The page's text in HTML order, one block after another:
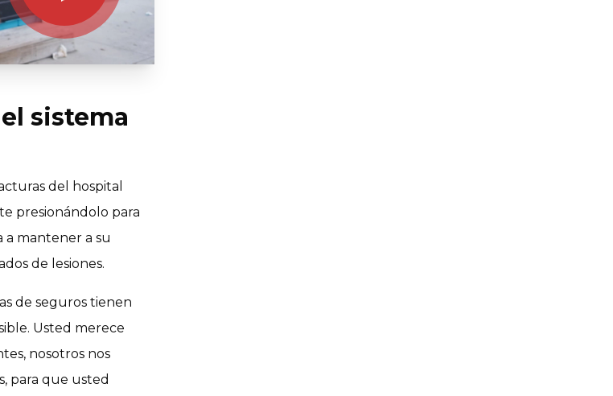
sistema
del hospital
presionándolo para
mantener a su
de lesiones.
de seguros tienen
Usted merece
nosotros nos
para que usted